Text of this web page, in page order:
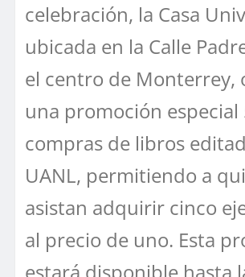
celebración, la Casa
ubicada en la Calle
el centro de Monterrey,
una promoción especial
compras de libros
UANL, permitiendo a
asistan adquirir cinco
al precio de uno. Esta